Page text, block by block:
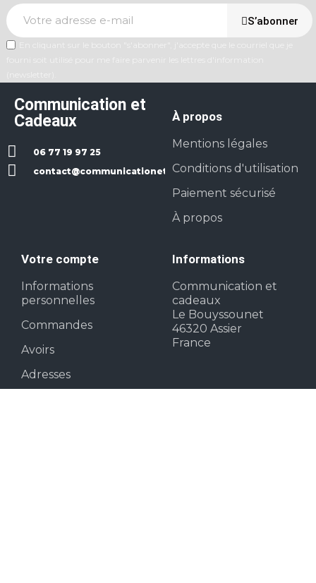
S’abonner
Communication et
Cadeaux
06 77 19 97 25
contact@communicationetcadeaux.fr
À propos
Mentions légales
Conditions d'utilisation
Paiement sécurisé
À propos
Votre compte
Informations
personnelles
Commandes
Avoirs
Adresses
Informations
Communication et
cadeaux
Le Bouyssounet
46320 Assier
France